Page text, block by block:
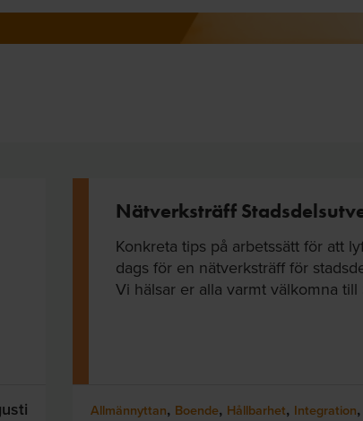
Nätverksträff
Konkreta tips på arbetssätt för att
dags för en nätverksträff för
Vi hälsar er alla varmt välkomna
Allmännyttan, Boende, Hållbarhet, Integration,